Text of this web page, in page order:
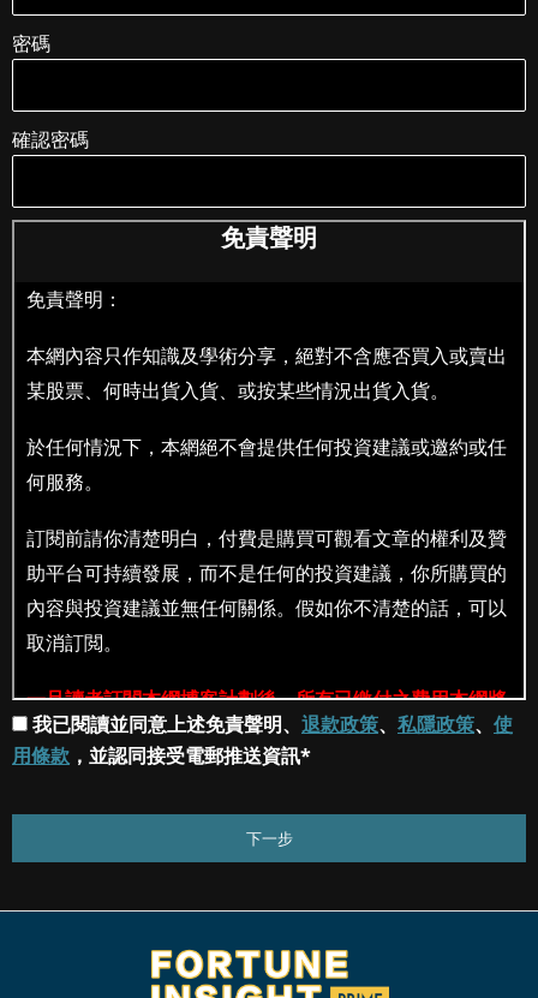
密碼
確認密碼
我已閱讀並同意上述免責聲明、 退款政策、 私隱政策、 使
用條款 ，並認同接受電郵推送資訊*